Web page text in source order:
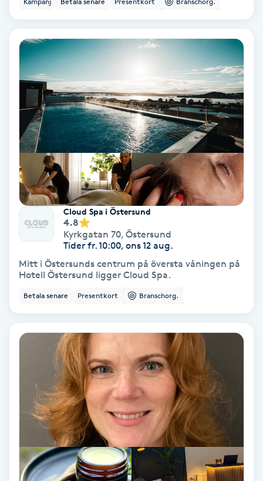
Babylights
Balayage
Bambumassage
Barnklippning
BIAB
Brynfärgning
Brynplockning
Bröllopsuppsättning
Celluliter
Cloud Spa i Östersund
4.8
Kyrkgatan 70, Östersund
Tider fr. 10:00, ons 12 aug.
Mitt i Östersunds centrum på översta våningen på
Hotell Östersund ligger Cloud Spa.
Betala senare Presentkort Branschorg.